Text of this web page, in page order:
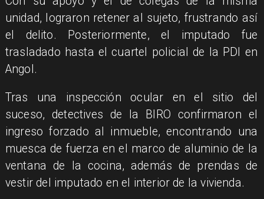
unidad, lograron retener al sujeto, frustrando así
el delito. Posteriormente, el imputado fue
trasladado hasta el cuartel policial de la PDI en
Angol.
​Tras una inspección ocular en el sitio del
suceso, detectives de la BIRO confirmaron el
ingreso forzado al inmueble, encontrando una
muesca de fuerza en el marco de aluminio de la
ventana de la cocina, además de prendas de
vestir del imputado en el interior de la vivienda.